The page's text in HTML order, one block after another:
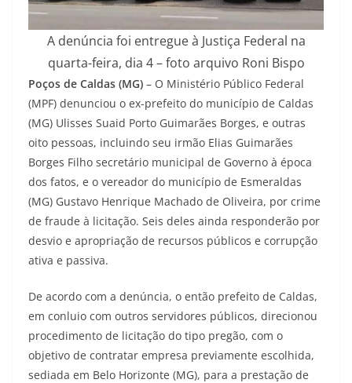
A denúncia foi entregue à Justiça Federal na
quarta-feira, dia 4 – foto arquivo Roni Bispo
Poços de Caldas (MG) – O Ministério Público Federal
(MPF) denunciou o ex-prefeito do município de Caldas
(MG) Ulisses Suaid Porto Guimarães Borges, e outras
oito pessoas, incluindo seu irmão Elias Guimarães
Borges Filho secretário municipal de Governo à época
dos fatos, e o vereador do município de Esmeraldas
(MG) Gustavo Henrique Machado de Oliveira, por crime
de fraude à licitação. Seis deles ainda responderão por
desvio e apropriação de recursos públicos e corrupção
ativa e passiva.
De acordo com a denúncia, o então prefeito de Caldas,
em conluio com outros servidores públicos, direcionou
procedimento de licitação do tipo pregão, com o
objetivo de contratar empresa previamente escolhida,
sediada em Belo Horizonte (MG), para a prestação de